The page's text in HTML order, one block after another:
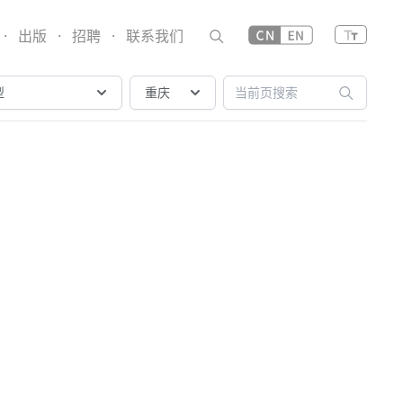
· 出版 · 招聘 · 联系我们
重庆